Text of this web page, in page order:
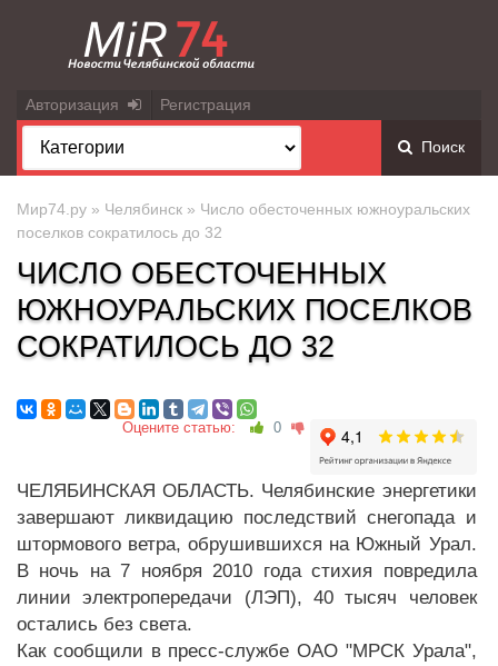
Авторизация Регистрация
Поиск
Мир74.ру » Челябинск » Число обесточенных южноуральских
поселков сократилось до 32
ЧИСЛО ОБЕСТОЧЕННЫХ
ЮЖНОУРАЛЬСКИХ ПОСЕЛКОВ
СОКРАТИЛОСЬ ДО 32
Оцените статью: 0
ЧЕЛЯБИНСКАЯ ОБЛАСТЬ. Челябинские энергетики
завершают ликвидацию последствий снегопада и
штормового ветра, обрушившихся на Южный Урал.
В ночь на 7 ноября 2010 года стихия повредила
линии электропередачи (ЛЭП), 40 тысяч человек
остались без света.
Как сообщили в пресс-службе ОАО "МРСК Урала",